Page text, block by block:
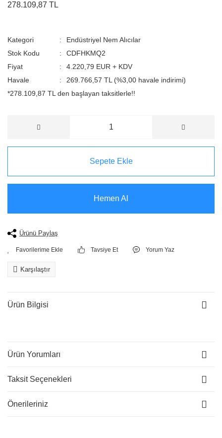
278.109,87 TL
Kategori
Endüstriyel Nem Alıcılar
Stok Kodu
CDFHKMQ2
Fiyat
4.220,79 EUR + KDV
Havale
269.766,57 TL (%3,00 havale indirimi)
*278.109,87 TL den başlayan taksitlerle!!
Sepete Ekle
Hemen Al
Ürünü Paylaş
Tavsiye Et Yorum Yaz
Karşılaştır
Ürün Bilgisi
Ürün Yorumları
Taksit Seçenekleri
Önerileriniz